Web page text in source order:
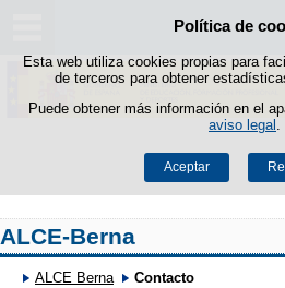
Política de
Esta web utiliza cookies propias para
de terceros para obtener
Puede obtener más información en el
aviso legal
Aceptar
ALCE-Berna
ALCE Berna Contacto